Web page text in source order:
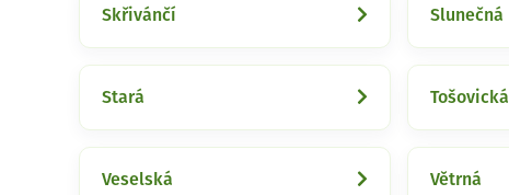
Skřivánčí Slunečná
Stará Tošovická
Veselská Větrná